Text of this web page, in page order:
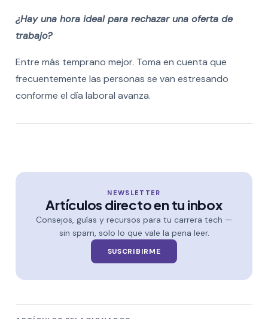
¿Hay una hora ideal para rechazar una oferta de
trabajo?
Entre más temprano mejor. Toma en cuenta que
frecuentemente las personas se van estresando
conforme el día laboral avanza.
NEWSLETTER
Artículos directo en tu inbox
Consejos, guías y recursos para tu carrera tech —
sin spam, solo lo que vale la pena leer.
SUSCRIBIRME